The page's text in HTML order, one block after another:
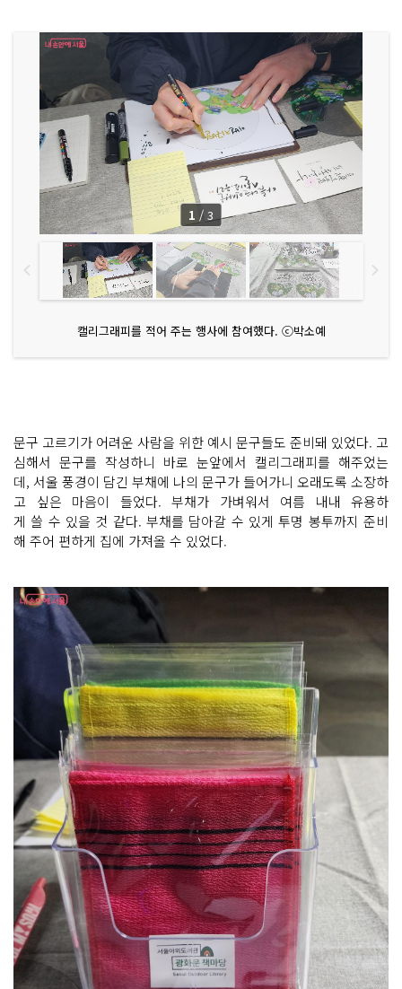
캘리그래피를 적어 주는 행사에 참여했다. ⓒ박소예
1 / 3
문구 고르기가 어려운 사람을 위한 예시 문구들도 준비돼 있었다. 고
심해서 문구를 작성하니 바로 눈앞에서 캘리그래피를 해주었는
데, 서울 풍경이 담긴 부채에 나의 문구가 들어가니 오래도록 소장하
고 싶은 마음이 들었다. 부채가 가벼워서 여름 내내 유용하
게 쓸 수 있을 것 같다. 부채를 담아갈 수 있게 투명 봉투까지 준비
해 주어 편하게 집에 가져올 수 있었다.